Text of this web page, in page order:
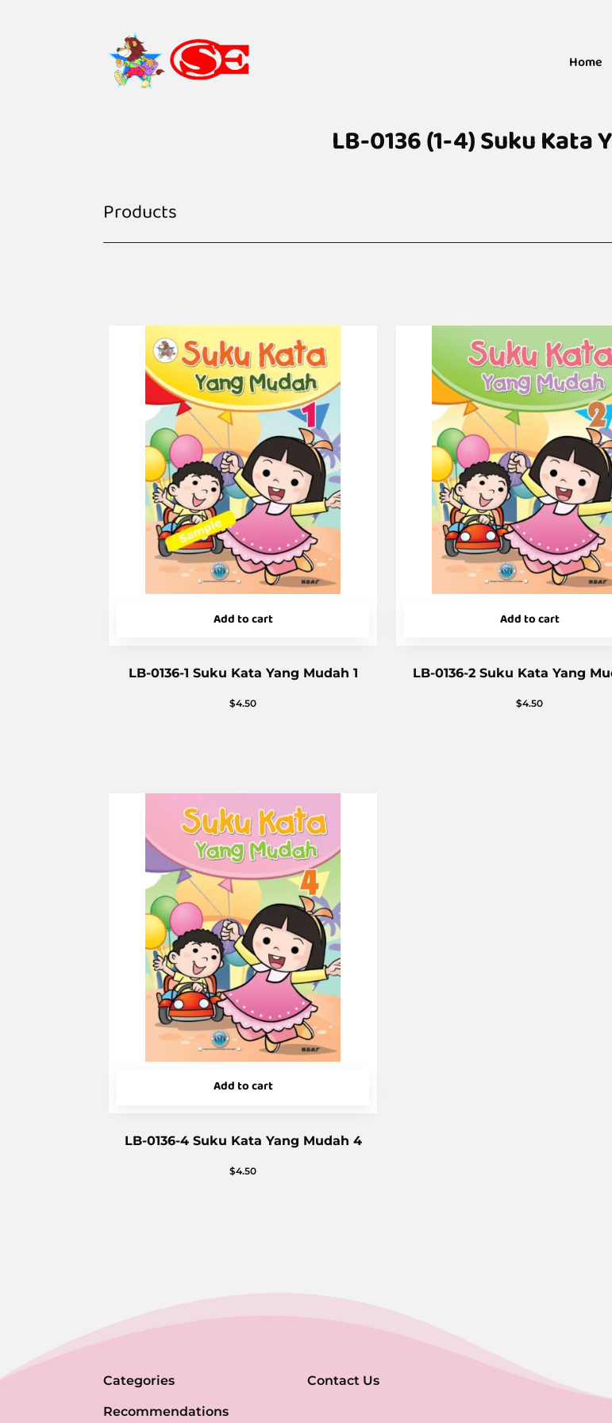
Home
LB-0136 (1-4) Suku Kata
Products
Add to cart
LB-0136-1 Suku Kata Yang Mudah 1
$4.50
Add to cart
LB-0136-2 Suku Kata Yang
$4.50
Add to cart
LB-0136-4 Suku Kata Yang Mudah 4
$4.50
Categories
Recommendations
Contact Us